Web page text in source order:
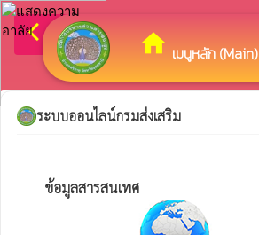
home เมนูหลัก (Main)
arrow_back_ios กลับเมนูหลัก
ระบบออนไลน์กรมส่งเสริม
ข้อมูลสารสนเทศ